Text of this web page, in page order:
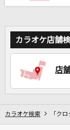
カラオケ店舗
店
カラオケ検索 「ク